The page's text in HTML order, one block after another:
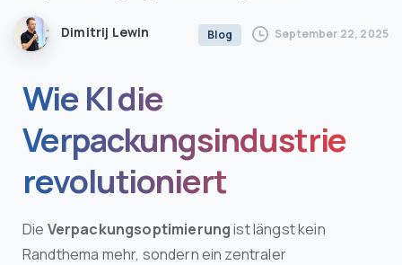
Dimitrij Lewin Blog September 22, 2025
Wie KI die
Verpackungsindustrie
revolutioniert
Die Verpackungsoptimierungist längst kein
Randthema mehr, sondern ein zentraler